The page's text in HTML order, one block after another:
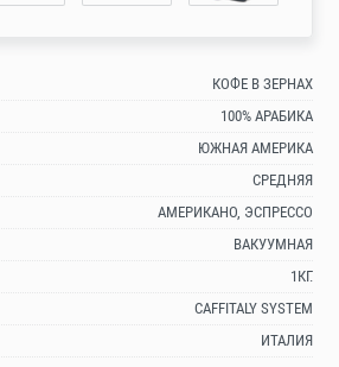
КОФЕ В ЗЕРНАХ
100% АРАБИКА
ЮЖНАЯ АМЕРИКА
СРЕДНЯЯ
АМЕРИКАНО, ЭСПРЕССО
ВАКУУМНАЯ
1КГ.
CAFFITALY SYSTEM
ИТАЛИЯ